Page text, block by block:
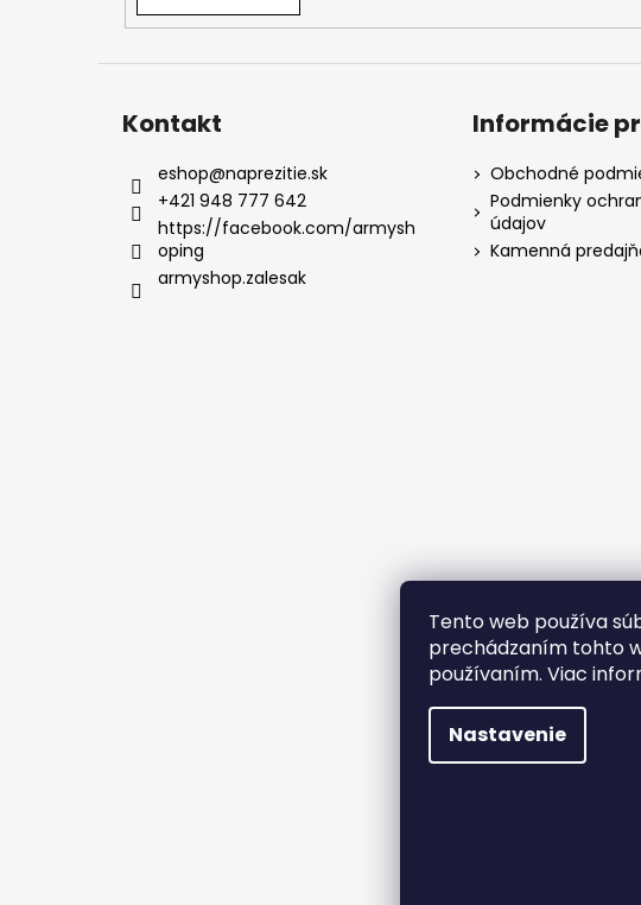
Tento web používa
prechádzaním tohto
používaním. Viac
Nastavenie
Kontakt
eshop@naprezitie.sk
+421 948 777 642
https://facebook.com/armysh
oping
armyshop.zalesak
Informácie
Obchodné
Podmienky
údajov
Kamenná